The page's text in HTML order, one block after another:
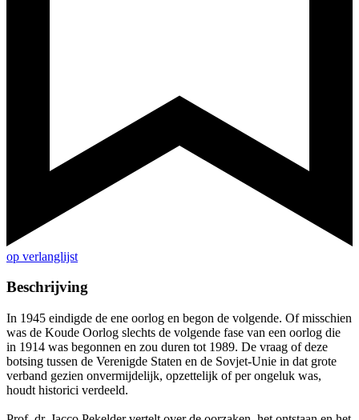
op verlanglijst
Beschrijving
In 1945 eindigde de ene oorlog en begon de volgende. Of misschien
was de Koude Oorlog slechts de volgende fase van een oorlog die
in 1914 was begonnen en zou duren tot 1989. De vraag of deze
botsing tussen de Verenigde Staten en de Sovjet-Unie in dat grote
verband gezien onvermijdelijk, opzettelijk of per ongeluk was,
houdt historici verdeeld.